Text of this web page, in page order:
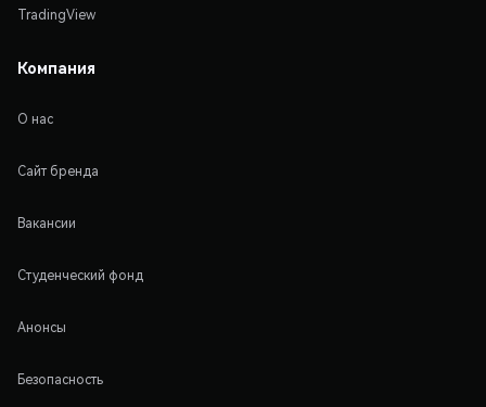
TradingView
Компания
О нас
Сайт бренда
Вакансии
Студенческий фонд
Анонсы
Безопасность